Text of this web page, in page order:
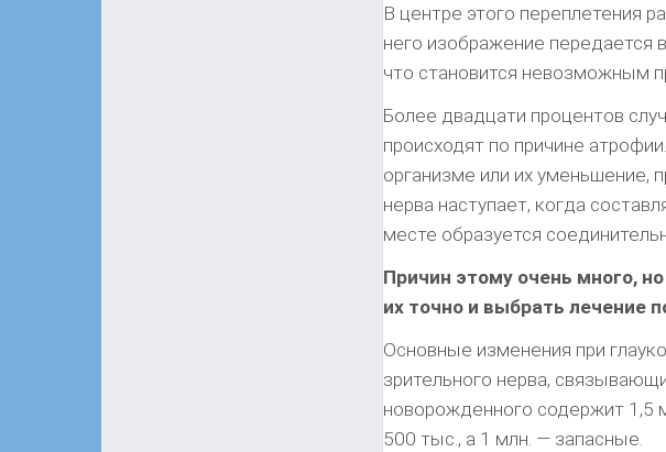
В центре этого переплетения
него изображение передается
что становится невозможным
Более двадцати процентов
происходят по причине
организме или их уменьшение,
нерва наступает, когда
месте образуется
Причин этому очень много,
их точно и выбрать лечение
Основные изменения при
зрительного нерва,
новорожденного содержит 1,5
500 тыс., а 1 млн. — запасные.